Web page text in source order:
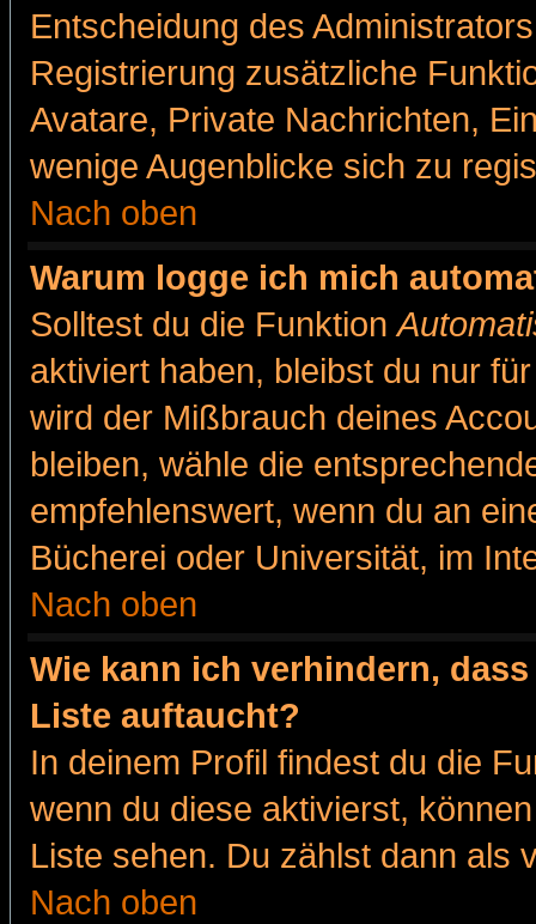
Entscheidung des
Registrierung zusätzliche
Avatare, Private Nachrichten,
wenige Augenblicke sich zu
Nach oben
Warum logge ich mich
Solltest du die Funktion
aktiviert haben, bleibst du nur
wird der Mißbrauch deines
bleiben, wähle die
empfehlenswert, wenn du an
Bücherei oder Universität, im
Nach oben
Wie kann ich verhindern,
Liste auftaucht?
In deinem Profil findest du die
wenn du diese aktivierst,
Liste sehen. Du zählst dann als
Nach oben